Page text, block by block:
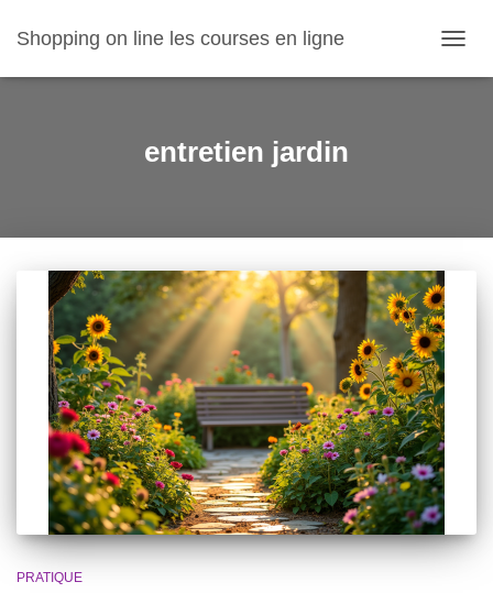
Shopping on line les courses en ligne
LA
entretien jardin
PRATIQUE